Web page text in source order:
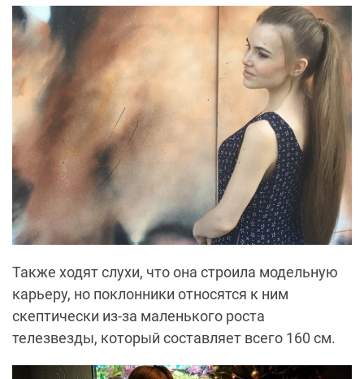
Также ходят слухи, что она строила модельную
карьеру, но поклонники относятся к ним
скептически из-за маленького роста
телезвезды, который составляет всего 160 см.